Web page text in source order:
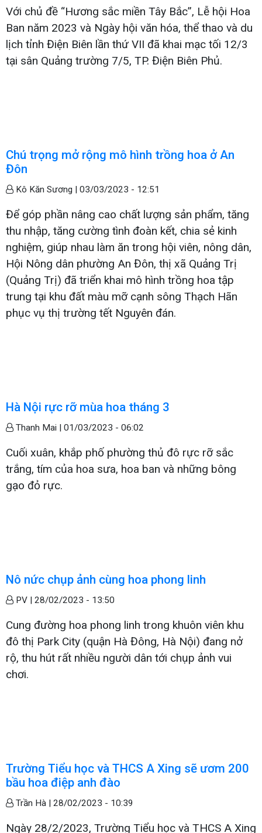
Với chủ đề “Hương sắc miền Tây Bắc”, Lễ hội Hoa
Ban năm 2023 và Ngày hội văn hóa, thể thao và du
lịch tỉnh Điện Biên lần thứ VII đã khai mạc tối 12/3
tại sân Quảng trường 7/5, TP. Điện Biên Phủ.
Chú trọng mở rộng mô hình trồng hoa ở An
Đôn
Kô Kăn Sương | 03/03/2023 - 12:51
Để góp phần nâng cao chất lượng sản phẩm, tăng
thu nhập, tăng cường tình đoàn kết, chia sẻ kinh
nghiệm, giúp nhau làm ăn trong hội viên, nông dân,
Hội Nông dân phường An Đôn, thị xã Quảng Trị
(Quảng Trị) đã triển khai mô hình trồng hoa tập
trung tại khu đất màu mỡ cạnh sông Thạch Hãn
phục vụ thị trường tết Nguyên đán.
Hà Nội rực rỡ mùa hoa tháng 3
Thanh Mai | 01/03/2023 - 06:02
Cuối xuân, khắp phố phường thủ đô rực rỡ sắc
trắng, tím của hoa sưa, hoa ban và những bông
gạo đỏ rực.
Nô nức chụp ảnh cùng hoa phong linh
PV | 28/02/2023 - 13:50
Cung đường hoa phong linh trong khuôn viên khu
đô thị Park City (quận Hà Đông, Hà Nội) đang nở
rộ, thu hút rất nhiều người dân tới chụp ảnh vui
chơi.
Trường Tiểu học và THCS A Xing sẽ ươm 200
bầu hoa điệp anh đào
Trần Hà | 28/02/2023 - 10:39
Ngày 28/2/2023, Trường Tiểu học và THCS A Xing